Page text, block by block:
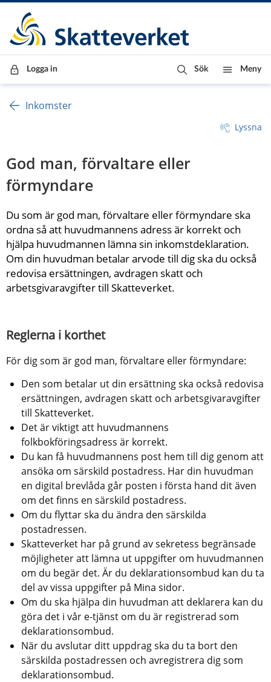
Till innehåll
Till navigationen
Till chattrobot
Logga in Sök Meny
Inkomster
Lyssna
God man, förvaltare eller
förmyndare
Du som är god man, förvaltare eller förmyndare ska
ordna så att huvudmannens adress är korrekt och
hjälpa huvudmannen lämna sin inkomstdeklaration.
Om din huvudman betalar arvode till dig ska du också
redovisa ersättningen, avdragen skatt och
arbetsgivaravgifter till Skatteverket.
Reglerna i korthet
För dig som är god man, förvaltare eller förmyndare:
Den som betalar ut din ersättning ska också redovisa
ersättningen, avdragen skatt och arbetsgivaravgifter
till Skatteverket.
Det är viktigt att huvudmannens
folkbokföringsadress är korrekt.
Du kan få huvudmannens post hem till dig genom att
ansöka om särskild postadress. Har din huvudman
en digital brevlåda går posten i första hand dit även
om det finns en särskild postadress.
Om du flyttar ska du ändra den särskilda
postadressen.
Skatteverket har på grund av sekretess begränsade
möjligheter att lämna ut uppgifter om huvudmannen
om du begär det. Är du deklarationsombud kan du ta
del av vissa uppgifter på Mina sidor.
Om du ska hjälpa din huvudman att deklarera kan du
göra det i vår e-tjänst om du är registrerad som
deklarationsombud.
När du avslutar ditt uppdrag ska du ta bort den
särskilda postadressen och avregistrera dig som
deklarationsombud.